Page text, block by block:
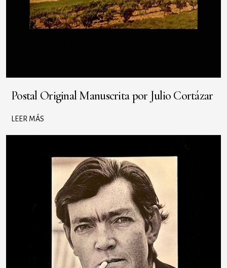
Postal Original Manuscrita por Julio Cortázar
LEER MÁS